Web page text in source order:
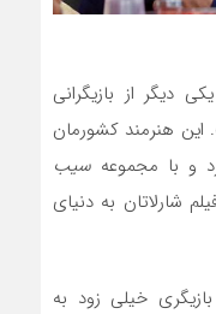
دیگر از بازیگرانی
این هنرمند کشورمان
سیب
تلویزیون آمد و سال ۸۳ با فیلم شارلاتان به دنیای
خیلی زود به